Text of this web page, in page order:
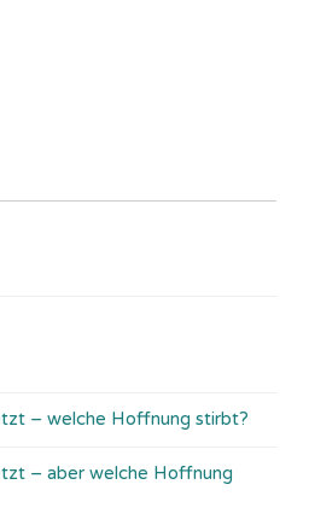
– welche Hoffnung stirbt?
– aber welche Hoffnung